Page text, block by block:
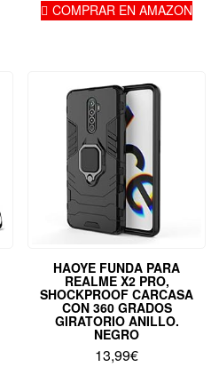
COMPRAR EN AMAZON
HAOYE FUNDA PARA
REALME X2 PRO,
SHOCKPROOF CARCASA
CON 360 GRADOS
GIRATORIO ANILLO.
NEGRO
13,99€